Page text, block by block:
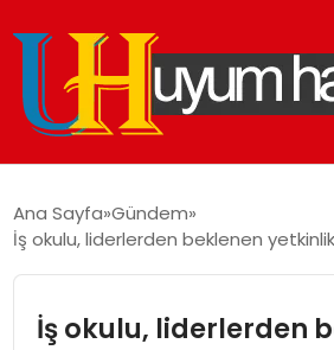
EKONOMI
SIYASET
Ana Sayfa Gündem
İş okulu, liderlerden beklenen
İş okulu, liderlerden